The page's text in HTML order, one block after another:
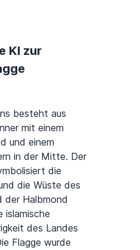
KI zur
besteht aus
mit einem
und einem
in der Mitte. Der
die
die Wüste des
der Halbmond
islamische
des Landes
Flagge wurde